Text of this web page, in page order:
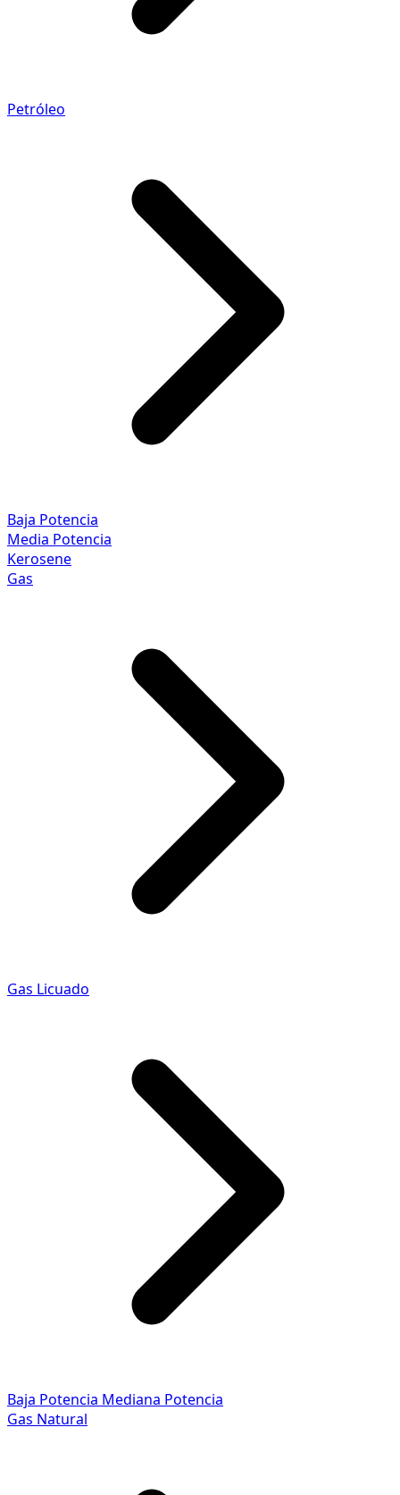
Petróleo
Baja Potencia
Media Potencia
Kerosene
Gas
Gas Licuado
Baja Potencia Mediana Potencia
Gas Natural